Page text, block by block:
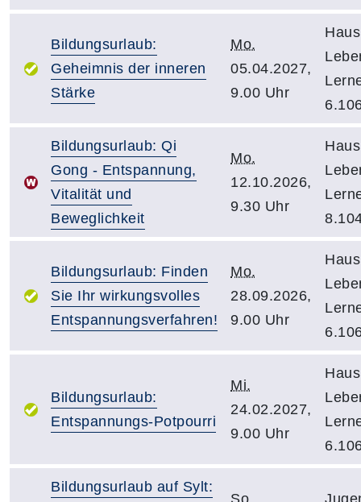
Bildungsurlaub:
Geheimnis der inneren
Stärke
Mo.
05.04.2027,
9.00 Uhr
Bildungsurlaub: Qi
Gong - Entspannung,
Vitalität und
Beweglichkeit
Mo.
12.10.2026,
9.30 Uhr
Bildungsurlaub: Finden
Sie Ihr wirkungsvolles
Entspannungsverfahren!
Mo.
28.09.2026,
9.00 Uhr
Bildungsurlaub:
Entspannungs-Potpourri
Mi.
24.02.2027,
9.00 Uhr
Bildungsurlaub auf Sylt:
So.